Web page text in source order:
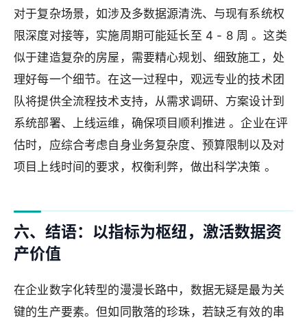
对于复杂场景，如涉及多数据源清洗、与现有系统权
限深度对接等，实施周期可能延长至 4 - 8 周 。这类
似于建造复杂的房屋，需要精心规划、细致施工，处
理好每一个细节。在这一过程中，观远专业的技术团
队将提供全流程技术支持，从需求调研、方案设计到
系统部署、上线运维，确保项目顺利推进 。企业在评
估时，应综合考虑自身业务复杂度、预算限制以及对
项目上线时间的要求，权衡利弊，做出科学决策 。
六、结语：以指标为枢纽，激活数据资
产价值
在企业数字化转型的漫漫长路中，数据无疑是最为关
键的生产要素。但如同散落的珍珠，若缺乏有效的串